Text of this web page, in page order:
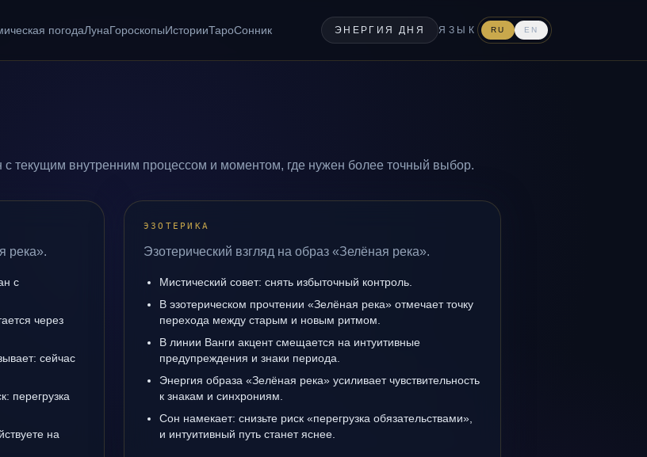
погодаЛунаГороскопыИсторииТароСонник ЭНЕРГИЯ ДНЯ ЯЗЫК RU EN
текущим внутренним процессом и моментом, где нужен более точный выбор.
река».
с
через
сейчас
перегрузка
на
ЭЗОТЕРИКА
Эзотерический взгляд на образ «Зелёная река».
Мистический совет: снять избыточный контроль.
В эзотерическом прочтении «Зелёная река» отмечает точку
перехода между старым и новым ритмом.
В линии Ванги акцент смещается на интуитивные
предупреждения и знаки периода.
Энергия образа «Зелёная река» усиливает чувствительность
к знакам и синхрониям.
Сон намекает: снизьте риск «перегрузка обязательствами»,
и интуитивный путь станет яснее.